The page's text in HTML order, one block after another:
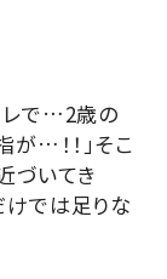
レで…2歳の
…！！」そこ
づいてき
では足りな